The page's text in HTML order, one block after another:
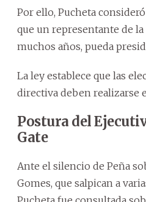
Por ello, Pucheta
que un representante de la
muchos años, pueda
La ley establece que las
directiva deben realizarse
Postura del
Gate
Ante el silencio de Peña
Gomes, que salpican a